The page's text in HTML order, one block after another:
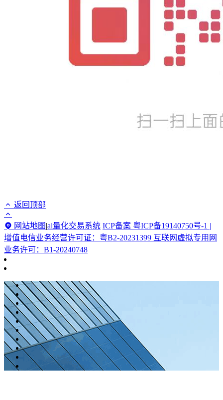
返回顶部
网站地图 |ai量化交易系统 ICP备案 粤ICP备19140750号-1 |
增值电信业务经营许可证：粤B2-20231399 互联网虚拟专用网
业务许可：B1-20240748